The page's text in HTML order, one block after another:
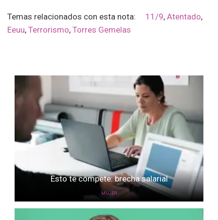
Temas relacionados con esta nota: 11/9, Atentado,
Eeuu, Terrorismo, Torres Gemelas
Esto te compete: brecha salarial
MUJER